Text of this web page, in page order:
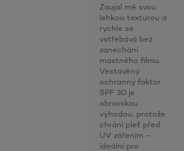
Zaujal mě svou
lehkou texturou a
rychle se
vstřebává bez
zanechání
mastného filmu.
Vestavěný
ochranný faktor
SPF 30 je
obrovskou
výhodou, protože
chrání pleť před
UV zářením –
ideální pro